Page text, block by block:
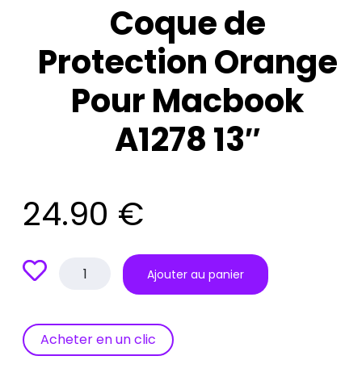
Coque de
Protection Orange
Pour Macbook
A1278 13″
24.90 €
quantité
Protection
Ajouter au panier
Acheter en un clic